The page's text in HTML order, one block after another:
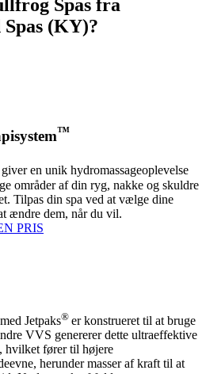
Spas fra
(KY)?
™
giver en unik hydromassageoplevelse
områder af din ryg, nakke og skuldre
Tilpas din spa ved at vælge dine
ændre dem, når du vil.
PRIS
Jetpaks® er konstrueret til at bruge
VVS genererer dette ultraeffektive
hvilket fører til højere
herunder masser af kraft til at